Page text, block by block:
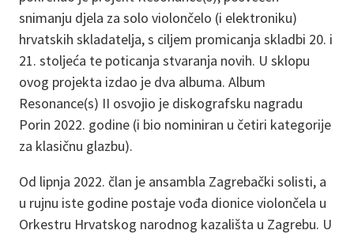
snimanju djela za solo violončelo (i elektroniku)
hrvatskih skladatelja, s ciljem promicanja skladbi 20. i
21. stoljeća te poticanja stvaranja novih. U sklopu
ovog projekta izdao je dva albuma. Album
Resonance(s) II osvojio je diskografsku nagradu
Porin 2022. godine (i bio nominiran u četiri kategorije
za klasičnu glazbu).
Od lipnja 2022. član je ansambla Zagrebački solisti, a
u rujnu iste godine postaje vođa dionice violončela u
Orkestru Hrvatskog narodnog kazališta u Zagrebu. U